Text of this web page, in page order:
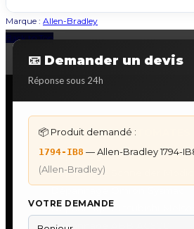
Marque : Allen-Bradley
📧 Demander un devis
Réponse sous 24h
📦 Produit demandé :
1794-IB8 — Allen-Bradley 1794-
(Allen-Bradley)
VOTRE DEMANDE
Back to Top
DÉPANNAGE AUTOMATES
Dépannage Siemens S7
Dépannage Schneider
Dépannage Mitsubishi Melsec
Dépannage ABB AC500